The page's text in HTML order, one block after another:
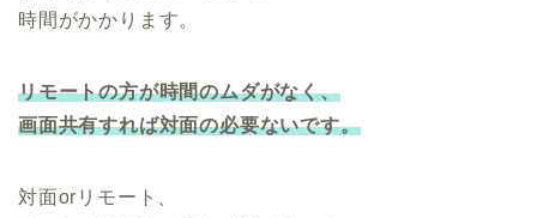
時間がかかります。
リモートの方が時間のムダがなく、
画面共有すれば対面の必要ないです。
対面orリモート、